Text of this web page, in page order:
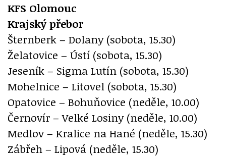
KFS Olomouc
Krajský přebor
Šternberk – Dolany (sobota, 15.30)
Želatovice – Ústí (sobota, 15.30)
Jeseník – Sigma Lutín (sobota, 15.30)
Mohelnice – Litovel (sobota, 15.30)
Opatovice – Bohuňovice (neděle, 10.00)
Černovír – Velké Losiny (neděle, 10.00)
Medlov – Kralice na Hané (neděle, 15.30)
Zábřeh – Lipová (neděle, 15.30)